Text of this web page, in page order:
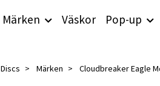
Märken Väskor Pop-up
Discs Märken Cloudbreaker Eagle